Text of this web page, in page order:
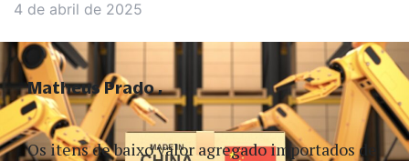
4 de abril de 2025
Os itens de baixo valor agregado importados de
Matheus Prado